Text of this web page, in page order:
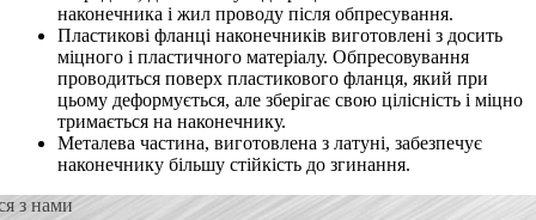
наконечника і жил проводу після обпресування.
Пластикові фланці наконечників виготовлені з досить
міцного і пластичного матеріалу. Обпресовування
проводиться поверх пластикового фланця, який при
цьому деформується, але зберігає свою цілісність і міцно
тримається на наконечнику.
Металева частина, виготовлена ​​з латуні, забезпечує
наконечнику більшу стійкість до згинання.
з нами